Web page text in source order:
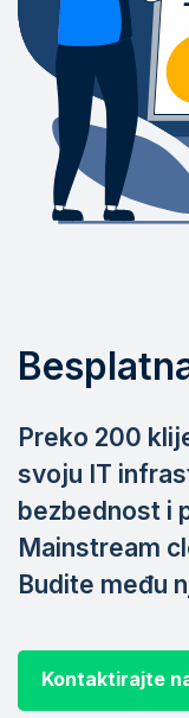
Preko 200
svoju IT
bezbednost i
Mainstream
Budite među
Kontaktirajte